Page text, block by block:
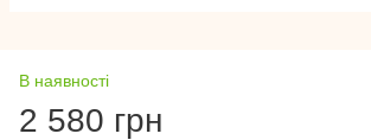
В наявності
2 580 грн